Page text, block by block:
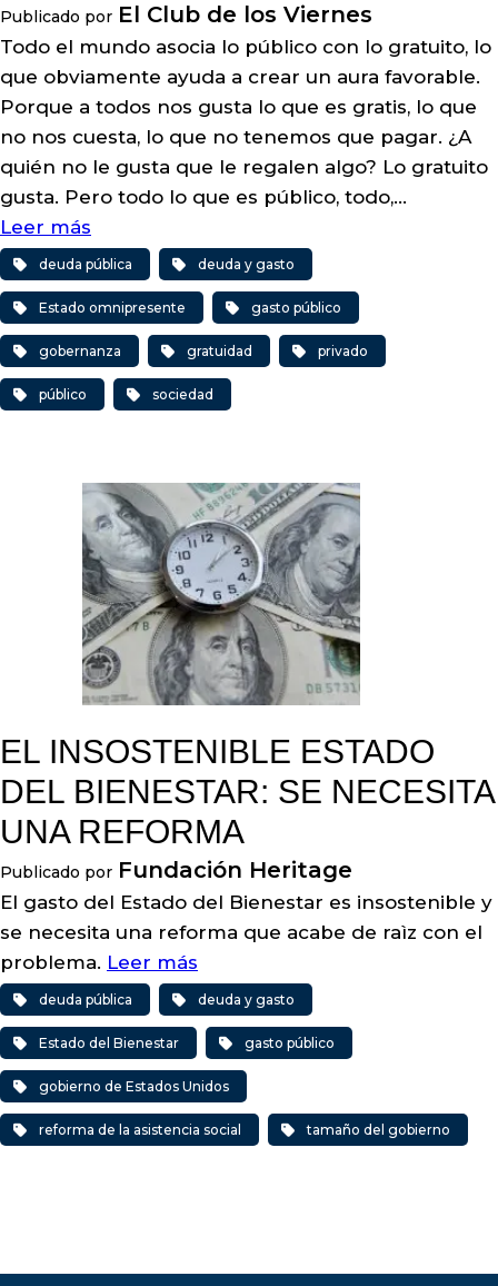
Publicado por El Club de los Viernes
Todo el mundo asocia lo público con lo gratuito, lo
que obviamente ayuda a crear un aura favorable.
Porque a todos nos gusta lo que es gratis, lo que
no nos cuesta, lo que no tenemos que pagar. ¿A
quién no le gusta que le regalen algo? Lo gratuito
gusta. Pero todo lo que es público, todo,…
Leer más
deuda pública deuda y gasto
Estado omnipresente gasto público
gobernanza gratuidad privado
público sociedad
EL INSOSTENIBLE ESTADO
DEL BIENESTAR: SE NECESITA
UNA REFORMA
Publicado por Fundación Heritage
El gasto del Estado del Bienestar es insostenible y
se necesita una reforma que acabe de raìz con el
problema. Leer más
deuda pública deuda y gasto
Estado del Bienestar gasto público
gobierno de Estados Unidos
reforma de la asistencia social tamaño del gobierno